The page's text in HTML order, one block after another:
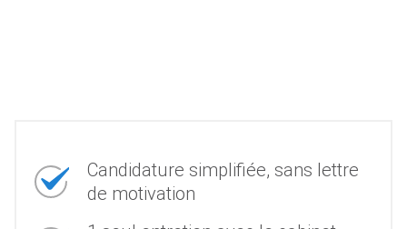
Candidature simplifiée, sans lettre
de motivation